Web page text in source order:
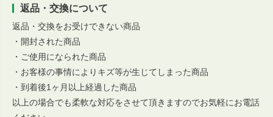
返品・交換について
返品・交換をお受けできない商品
・開封された商品
・ご使用になられた商品
・お客様の事情によりキズ等が生じてしまった商品
・到着後1ヶ月以上経過した商品
以上の場合でも柔軟な対応をさせて頂きますのでお気軽にお電話